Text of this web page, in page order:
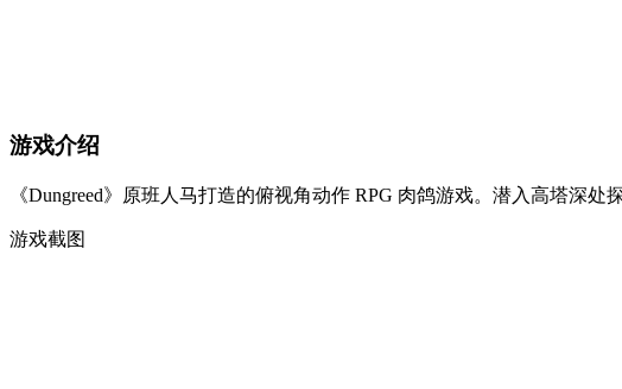
游戏介绍
《Dungreed》原班人马打造的俯视角动作 RPG 肉鸽游戏。潜入高塔深
游戏截图